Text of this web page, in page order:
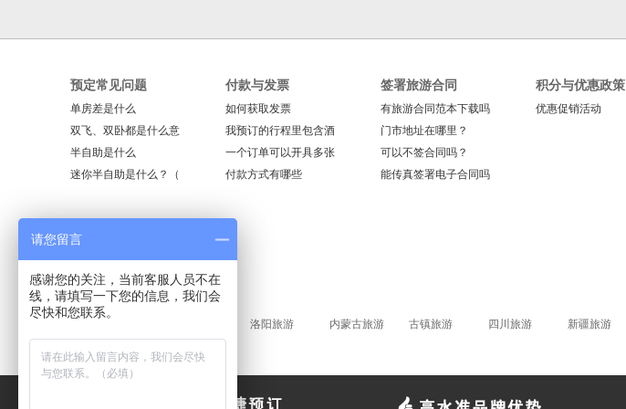
预定常见问题
单房差是什么
双飞、双卧都是什么意
半自助是什么
迷你半自助是什么？（
付款与发票
如何获取发票
我预订的行程里包含酒
一个订单可以开具多张
付款方式有哪些
签署旅游合同
有旅游合同范本下载吗
门市地址在哪里？
可以不签合同吗？
能传真签署电子合同吗
积分与优惠政策
优惠促销活动
洛阳旅游 内蒙古旅游 古镇旅游 四川旅游 新疆旅游
请您留言
感谢您的关注，当前客服人员不在
线，请填写一下您的信息，我们会
尽快和您联系。